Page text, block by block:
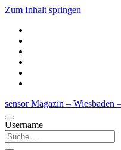
Zum Inhalt springen
sensor Magazin – Wiesbaden
Username